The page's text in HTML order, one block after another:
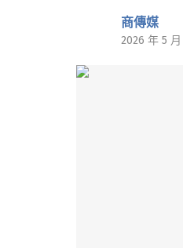
商傳媒
2026 年 5 月